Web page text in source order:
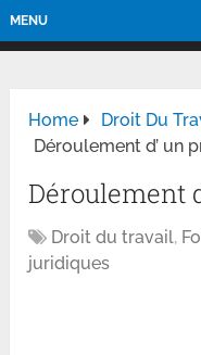
MENU
Home
Droit Du
Déroulement d’ un
Déroulement
Droit du travail,
juridiques